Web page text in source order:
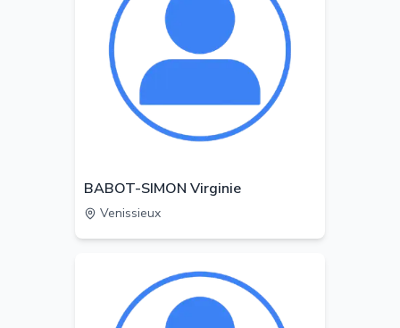
BABOT-SIMON Virginie
Venissieux